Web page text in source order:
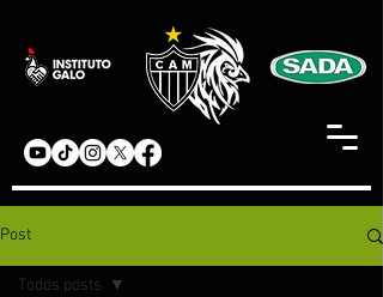
Post
Todos posts